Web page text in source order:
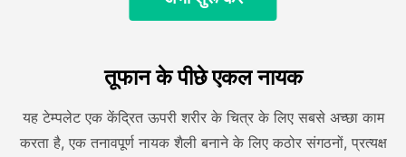
तूफान के पीछे एकल नायक
यह टेम्पलेट एक केंद्रित ऊपरी शरीर के चित्र के लिए सबसे अच्छा काम
करता है, एक तनावपूर्ण नायक शैली बनाने के लिए कठोर संगठनों, प्रत्यक्ष